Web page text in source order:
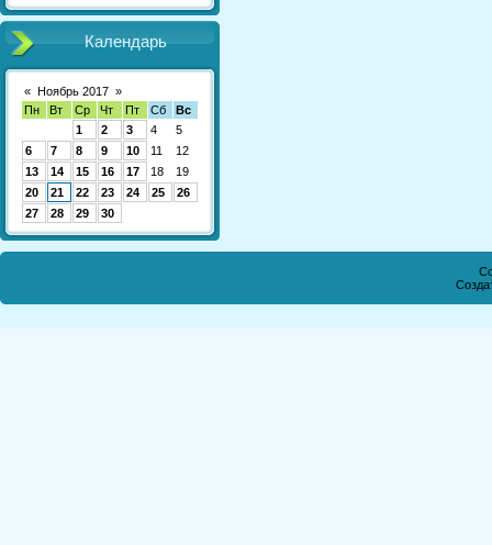
Календарь
« Ноябрь 2017 »
Пн
Вт Ср Чт Пт Сб
Вс
1
2 3 4
5
6
7 8 9 10 11
12
13
14 15 16 17 18
19
20
21 22 23 24 25
26
27
28 29 30